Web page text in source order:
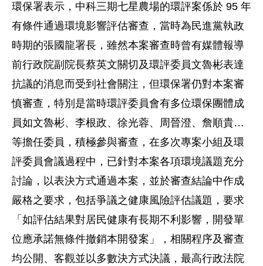
環保署表示，中科三期七星農場的環評案係於 95 年
有條件通過環境影響評估審查，當時為民進黨執政
時期的張國龍署長，雖然本案審查時曾有媒體報導
前行政院副院長蔡英文關切及環評委員文魯彬表達
抗議的消息而受到社會關注，但環保署仍對本案審
慎審查，特別是當時環評委員會有多位環保團體成
員如文魯彬、李根政、徐光蓉、周晉澄、詹順貴…
等擔任委員，積極參與審查，在多次專案小組及環
評委員會議過程中，已針對本案各項環境議題充分
討論，以表決方式通過本案，並於審查結論中作成
嚴格之要求，包括爭議之健康風險評估議題，要求
「如評估結果對居民健康有長期不利影響，開發單
位應承諾無條件撤銷本開發案」，相關程序及審查
均公開、客觀並以多數決方式決議，最高行政法院